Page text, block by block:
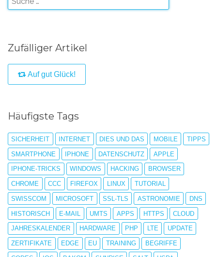
Zufälliger Artikel
Auf gut Glück!
Häufigste Tags
SICHERHEIT INTERNET DIES UND DAS MOBILE TIPPS
SMARTPHONE IPHONE DATENSCHUTZ APPLE
IPHONE-TRICKS WINDOWS HACKING BROWSER
CHROME CCC FIREFOX LINUX TUTORIAL
SWISSCOM MICROSOFT SSL-TLS ASTRONOMIE DNS
HISTORISCH E-MAIL UMTS APPS HTTPS CLOUD
JAHRESKALENDER HARDWARE PHP LTE UPDATE
ZERTIFIKATE EDGE EU TRAINING BEGRIFFE